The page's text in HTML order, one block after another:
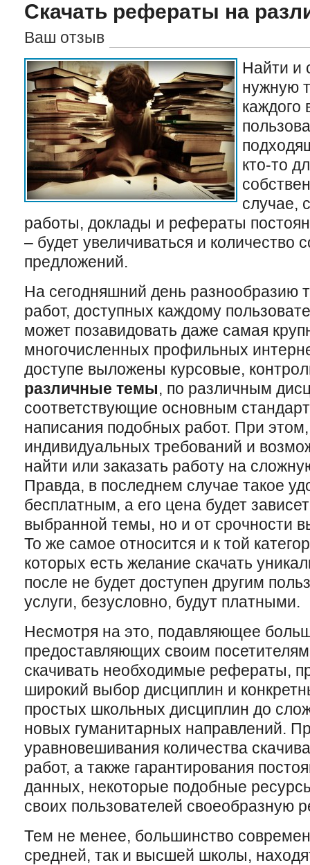
Скачать рефераты на
Ваш отзыв
Найти и
нужную
каждого
кто-то
случае,
работы, доклады и рефераты
– будет увеличиваться и количество
предложений.
На сегодняшний день разнообразию
работ, доступных каждому
может позавидовать даже самая
многочисленных профильных
доступе выложены курсовые,
различные темы, по различным
соответствующие основным
написания подобных работ. При
индивидуальных требований и
найти или заказать работу на
Правда, в последнем случае такое
бесплатным, а его цена будет
выбранной темы, но и от срочности
То же самое относится и к той
которых есть желание скачать
после не будет доступен другим
услуги, безусловно, будут платными.
Несмотря на это, подавляющее
предоставляющих своим
скачивать необходимые рефераты,
широкий выбор дисциплин и
простых школьных дисциплин до
новых гуманитарных направлений.
уравновешивания количества
работ, а также гарантирования
данных, некоторые подобные
своих пользователей своеобразную
Тем не менее, большинство
средней, так и высшей школы,